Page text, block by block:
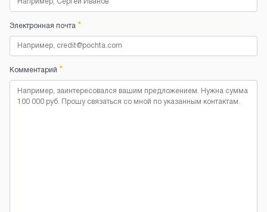
Электронная почта *
Комментарий *